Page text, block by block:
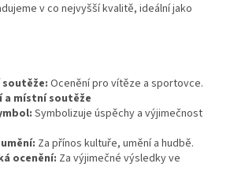
v co nejvyšší kvalitě, ideální jako
Ocenění pro vítěze a sportovce.
a místní soutěže
Symbolizuje úspěchy a výjimečnost
Za přínos kultuře, umění a hudbě.
ocenění: Za výjimečné výsledky ve